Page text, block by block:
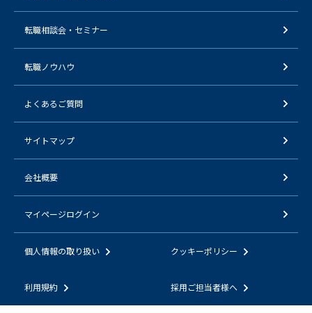
転職相談会・セミナー
転職ノウハウ
よくあるご質問
サイトマップ
会社概要
マイページログイン
個人情報の取り扱い クッキーポリシー
利用規約 採用ご担当者様へ